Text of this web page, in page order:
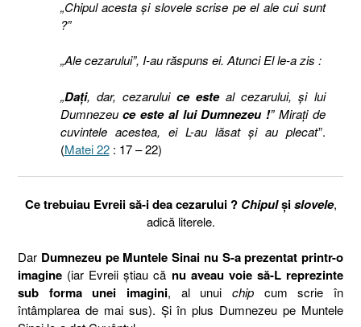
„Chipul acesta şi slovele scrise pe el ale cui sunt
?”
„Ale cezarului”, I-au răspuns ei. Atunci El le-a zis :
„Daţi, dar, cezarului ce esteal cezarului, şi lui
Dumnezeuce este al lui Dumnezeu !” Miraţi de
cuvintele acestea, ei L-au lăsat şi au plecat”.
(Matei 22: 17 – 22)
Ce trebuiau Evreii să-i dea cezarului ? Chipulșislovele,
adică literele.
Dar Dumnezeu pe Muntele Sinai nu S-a prezentat printr-o
imagine (iar Evreii știau că nu aveau voie să-L reprezinte
sub forma unei imagini, al unui chip cum scrie în
întâmplarea de mai sus). Și în plus Dumnezeu pe Muntele